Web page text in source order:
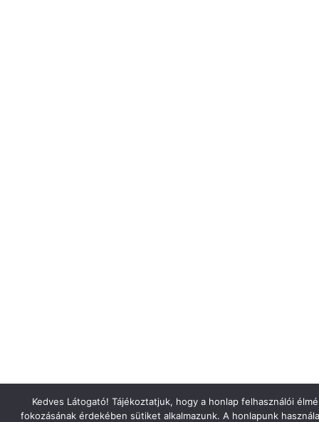
Kedves Látogató! Tájékoztatjuk, hogy a honlap felhasználói
fokozásának érdekében sütiket alkalmazunk. A honlapunk